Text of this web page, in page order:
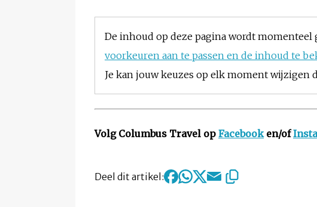
De inhoud op deze pagina wordt
voorkeuren aan te passen en de inhoud te
Je kan jouw keuzes op elk moment
Volg Columbus Travel op Facebooken/of
Deel dit artikel: